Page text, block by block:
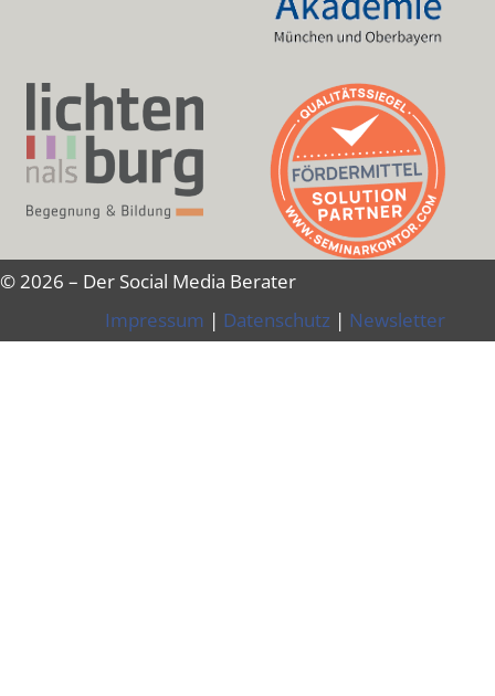
© 2026 – Der Social Media Berater
Impressum | Datenschutz | Newsletter